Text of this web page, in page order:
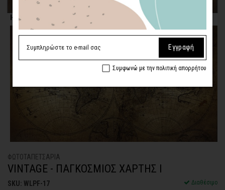
Η επιλογή σας
ΦΩΤΟΤΑΠΕΤΣΑΡΙA
VINTAGE - ΠΑΓΚΟΣΜΙΟΣ ΧΑΡΤΗΣ Ι
SKU: WLPF-17 Διαθέσιμο
Εγγραφή
Συμφωνώ με την πολιτική απορρήτου